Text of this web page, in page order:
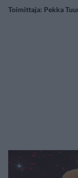
Toimittaja: Pekka